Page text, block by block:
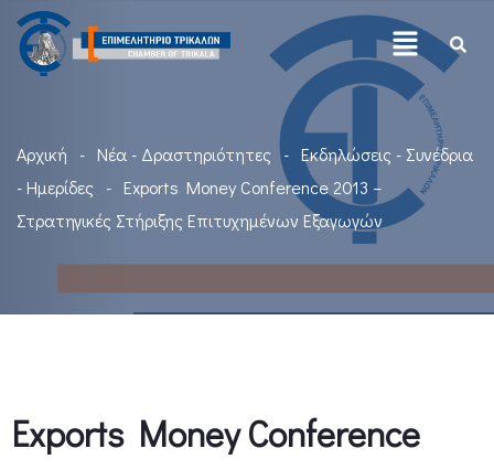
Αρχική Νέα - Δραστηριότητες
Εκδηλώσεις - Συνέδρια
- Ημερίδες
Exports Money Conference 2013 –
Στρατηγικές Στήριξης Επιτυχημένων Εξαγωγών
Exports Money Conference